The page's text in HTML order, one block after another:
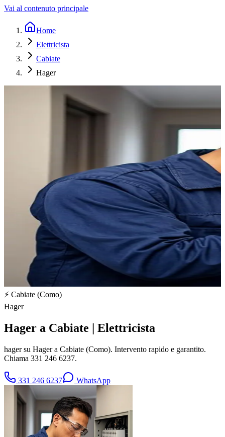
Vai al contenuto principale
Home
Elettricista
Cabiate
Hager
⚡ Cabiate (Como)
Hager
Hager a Cabiate | Elettricista
hager su Hager a Cabiate (Como). Intervento rapido e garantito.
Chiama 331 246 6237.
331 246 6237 WhatsApp